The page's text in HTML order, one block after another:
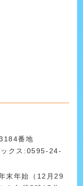
番地
ックス:0595-24-
末年始（12月29